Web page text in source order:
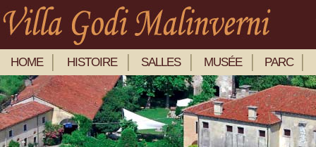
HOME HISTOIRE SALLES MUSÉE PARC